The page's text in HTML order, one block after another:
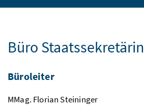
Büro Staatssekretärin
Büroleiter
MMag. Florian Steininger